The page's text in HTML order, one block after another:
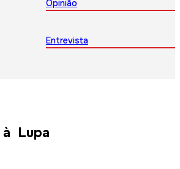
Opinião
Entrevista
à Lupa